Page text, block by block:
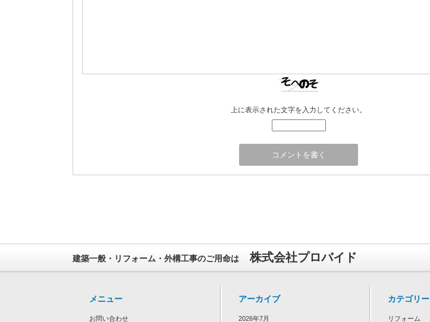
上に表示された文字を入力してください。
建築一般・リフォーム・外構工事のご用命は 株式会社プロバイド
メニュー
お問い合わせ
アーカイブ
2026年7月
カテゴリー
リフォーム